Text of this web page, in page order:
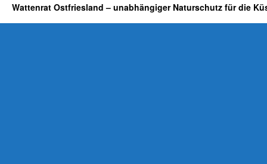
Wattenrat Ostfriesland – unabhängiger Naturschutz für die